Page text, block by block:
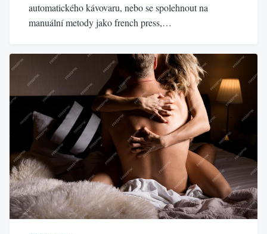
automatického kávovaru, nebo se spolehnout na
manuální metody jako french press,…